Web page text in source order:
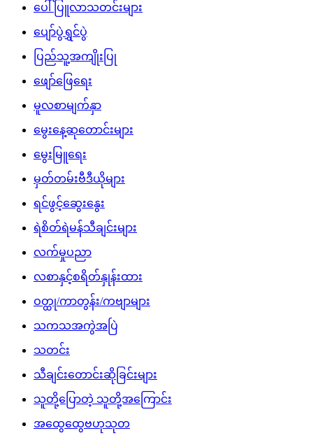
ပေါ်ပြူလာသတင်းများ
ပျော်ပွဲရွှင်ပွဲ
ပြည်သူ့အကျိုးပြု
ဖျော်ဖြေရေး
မူလစာမျက်နှာ
မွေးနေ့ဆုတောင်းများ
မွေးမြူရေး
မှတ်တမ်းဗီဒီယိုများ
ရင်ဖွင့်ဆွေးနွေး
ရဲစိတ်ရဲမန်သီချင်းများ
လက်မှုပညာ
လစာနှင့်စရိတ်နှုန်းထား
ဝတ္ထု/ကာတွန်း/ကဗျာများ
သကသအကွဲအပြဲ
သတင်း
သီချင်းတောင်းဆိုခြင်းများ
သူတို့ပြောတဲ့ သူတို့အကြောင်း
အထွေထွေဗဟုသုတ